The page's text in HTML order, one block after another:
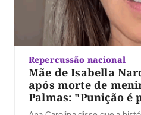
Repercussão nacional
Mãe de Isabella
após morte de
Palmas: "Punição é